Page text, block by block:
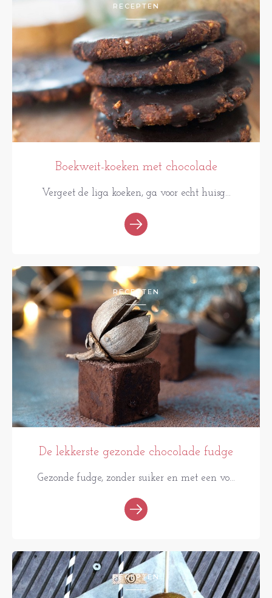
RECEPTEN
Boekweit-koeken met chocolade
Vergeet de liga koeken, ga voor echt huisg...
RECEPTEN
De lekkerste gezonde chocolade fudge
Gezonde fudge, zonder suiker en met een vo...
RECEPTEN